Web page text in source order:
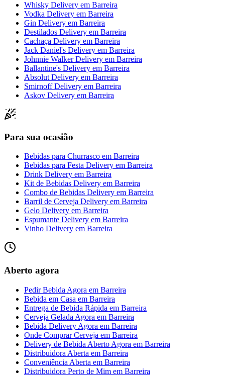
Whisky Delivery em Barreira
Vodka Delivery em Barreira
Gin Delivery em Barreira
Destilados Delivery em Barreira
Cachaça Delivery em Barreira
Jack Daniel's Delivery em Barreira
Johnnie Walker Delivery em Barreira
Ballantine's Delivery em Barreira
Absolut Delivery em Barreira
Smirnoff Delivery em Barreira
Askov Delivery em Barreira
Para sua ocasião
Bebidas para Churrasco em Barreira
Bebidas para Festa Delivery em Barreira
Drink Delivery em Barreira
Kit de Bebidas Delivery em Barreira
Combo de Bebidas Delivery em Barreira
Barril de Cerveja Delivery em Barreira
Gelo Delivery em Barreira
Espumante Delivery em Barreira
Vinho Delivery em Barreira
Aberto agora
Pedir Bebida Agora em Barreira
Bebida em Casa em Barreira
Entrega de Bebida Rápida em Barreira
Cerveja Gelada Agora em Barreira
Bebida Delivery Agora em Barreira
Onde Comprar Cerveja em Barreira
Delivery de Bebida Aberto Agora em Barreira
Distribuidora Aberta em Barreira
Conveniência Aberta em Barreira
Distribuidora Perto de Mim em Barreira